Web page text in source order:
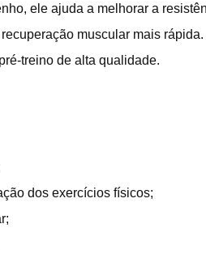
ele ajuda a melhorar a
muscular mais
treino de alta qualidade.
dos exercícios físicos;